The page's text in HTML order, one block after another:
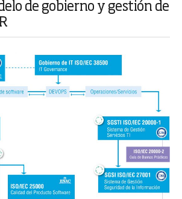
de gobierno y gestión de